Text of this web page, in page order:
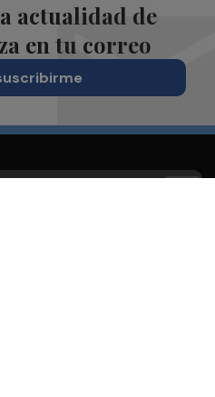
actualidad de
en tu correo